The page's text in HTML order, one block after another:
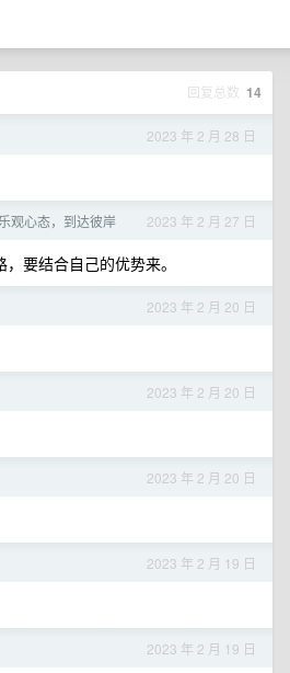
回复总数 14
2023 年 2 月 28 日
2023 年 2 月 27 日
观心态，到达彼岸
要结合自己的优势来。
2023 年 2 月 20 日
2023 年 2 月 20 日
2023 年 2 月 20 日
2023 年 2 月 19 日
2023 年 2 月 19 日